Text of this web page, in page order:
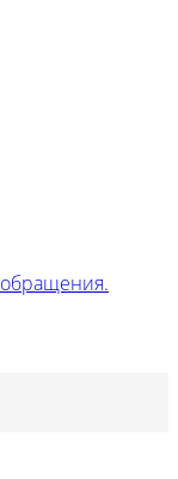
обращения.